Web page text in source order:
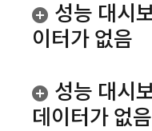
성능 대시
이터가 없음
성능 대시
데이터가 없음